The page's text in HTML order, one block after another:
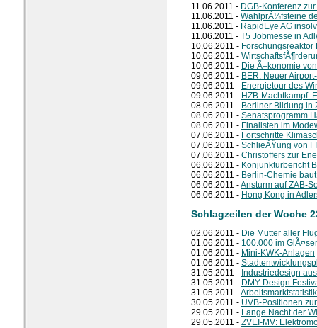
11.06.2011 - DGB-Konferenz
11.06.2011 - WahlprÃ¼fsteine
11.06.2011 - RapidEye AG
11.06.2011 - T5 Jobmesse in
10.06.2011 - Forschungsreaktor
10.06.2011 -
10.06.2011 - Die Ã–konomie
09.06.2011 - BER: Neuer
09.06.2011 - Energietour des
09.06.2011 - HZB-Machtkampf:
08.06.2011 - Berliner Bildung in
08.06.2011 - Senatsprogramm
08.06.2011 - Finalisten im
07.06.2011 - Fortschritte
07.06.2011 - SchlieÃŸung von
07.06.2011 - Christoffers zur
06.06.2011 - Konjunkturbericht
06.06.2011 - Berlin-Chemie
06.06.2011 -Ansturm auf ZAB-
06.06.2011 - Hong Kong in
Schlagzeilen der Woche
02.06.2011 - Die Mutter aller
01.06.2011 - 100.000 im
01.06.2011 - Mini-KWK-Anlagen
01.06.2011 -
31.05.2011 - Industriedesign
31.05.2011 - DMY Design
31.05.2011 -
30.05.2011 - UVB-Positionen
29.05.2011 - Lange Nacht der
29.05.2011 - ZVEI-MV: